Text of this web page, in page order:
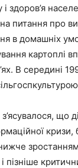
здоров’я
питання про
в домашніх
картоплі
В середині
що
пізніше